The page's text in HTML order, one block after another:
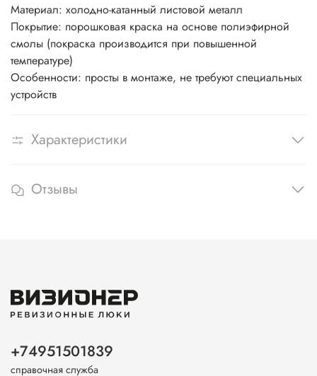
Материал: холодно-катанный листовой металл
Покрытие: порошковая краска на основе полиэфирной
смолы (покраска производится при повышенной
температуре)
Особенности: просты в монтаже, не требуют специальных
устройств
Характеристики
Отзывы
+74951501839
справочная служба